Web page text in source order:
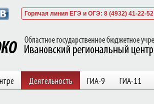
Горячая линия ЕГЭ и ОГЭ: 8 (4932) 41-22-
Деятельность ГИА-9 ГИА-11